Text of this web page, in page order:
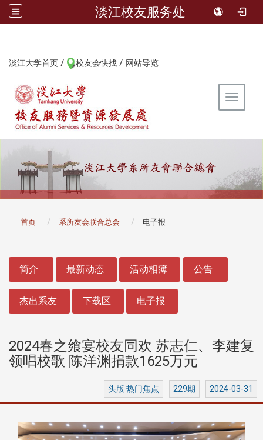
淡江校友服务处
淡江大学首页 / 校友会快找 / 网站导览
Toggle
首页 系所友会联合总会 电子报
简介 最新动态 活动相簿 公告
杰出系友 下载区 电子报
2024春之飨宴校友同欢 苏志仁、李建复
领唱校歌 陈洋渊捐款1625万元
头版 热门焦点 229期 2024-03-31